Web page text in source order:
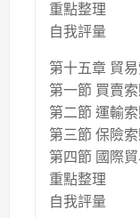
重點整理
自我評量
第十五章 貿
第一節 買賣
第二節 運輸
第三節 保險
第四節 國際
重點整理
自我評量